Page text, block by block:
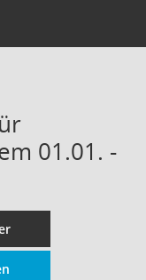
01.01. -